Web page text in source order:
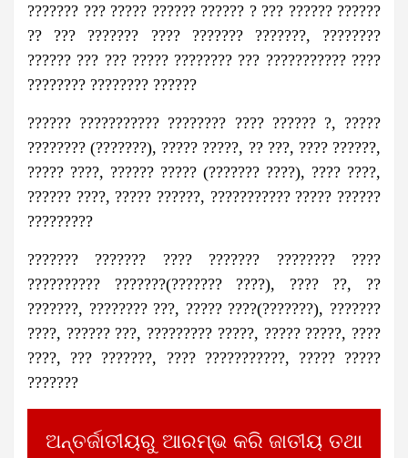
??????? ??? ????? ?????? ?????? ? ??? ?????? ??????
?? ??? ??????? ???? ??????? ???????, ????????
?????? ??? ??? ????? ???????? ??? ??????????? ????
???????? ???????? ??????
?????? ??????????? ???????? ???? ?????? ?, ?????
???????? (???????), ????? ?????, ?? ???, ???? ??????,
????? ????, ?????? ????? (??????? ????), ???? ????,
?????? ????, ????? ??????, ??????????? ????? ??????
?????????
??????? ??????? ???? ??????? ???????? ????
?????????? ???????(??????? ????), ???? ??, ??
???????, ???????? ???, ????? ????(???????), ???????
????, ?????? ???, ????????? ?????, ????? ?????, ????
????, ??? ???????, ???? ???????????, ????? ?????
???????
ଅନ୍ତର୍ଜାତୀୟରୁ ଆରମ୍ଭ କରି ଜାତୀୟ ତଥା